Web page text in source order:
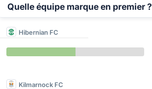
Quelle équipe marque en premier ?
Hibernian FC
Kilmarnock FC